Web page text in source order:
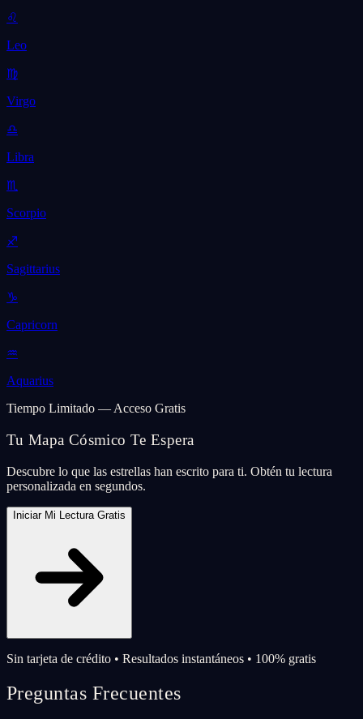
♌
Leo
♍
Virgo
♎
Libra
♏
Scorpio
♐
Sagittarius
♑
Capricorn
♒
Aquarius
Tiempo Limitado — Acceso Gratis
Tu Mapa Cósmico Te Espera
Descubre lo que las estrellas han escrito para ti. Obtén tu lectura
personalizada en segundos.
Iniciar Mi Lectura Gratis
Sin tarjeta de crédito • Resultados instantáneos • 100% gratis
Preguntas Frecuentes